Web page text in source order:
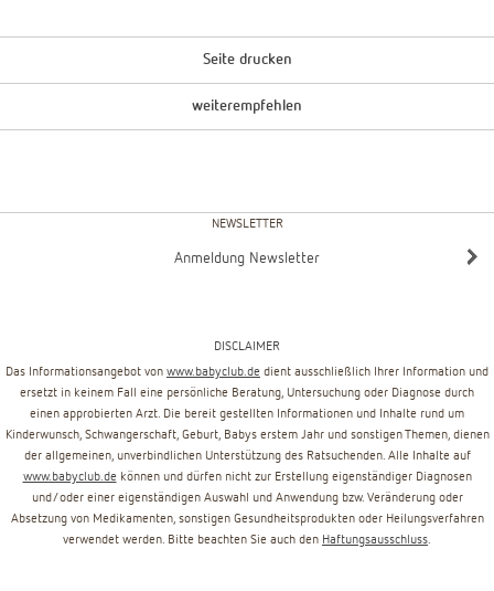
Seite drucken
weiterempfehlen
NEWSLETTER
Anmeldung Newsletter
DISCLAIMER
Das Informationsangebot von www.babyclub.de dient ausschließlich Ihrer Information und
ersetzt in keinem Fall eine persönliche Beratung, Untersuchung oder Diagnose durch
einen approbierten Arzt. Die bereit gestellten Informationen und Inhalte rund um
Kinderwunsch, Schwangerschaft, Geburt, Babys erstem Jahr und sonstigen Themen, dienen
der allgemeinen, unverbindlichen Unterstützung des Ratsuchenden. Alle Inhalte auf
www.babyclub.de können und dürfen nicht zur Erstellung eigenständiger Diagnosen
und/oder einer eigenständigen Auswahl und Anwendung bzw. Veränderung oder
Absetzung von Medikamenten, sonstigen Gesundheitsprodukten oder Heilungsverfahren
verwendet werden. Bitte beachten Sie auch den Haftungsausschluss.